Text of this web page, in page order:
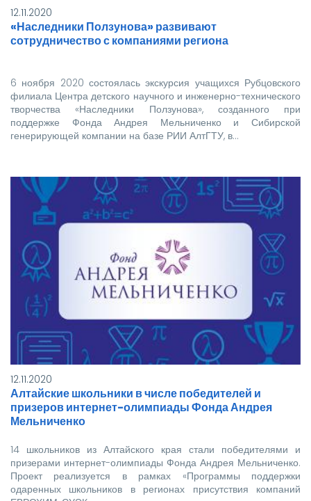
12.11.2020
«Наследники Ползунова» развивают
сотрудничество с компаниями региона
6 ноября 2020 состоялась экскурсия учащихся Рубцовского
филиала Центра детского научного и инженерно-технического
творчества «Наследники Ползунова», созданного при
поддержке Фонда Андрея Мельниченко и Сибирской
генерирующей компании на базе РИИ АлтГТУ, в…
12.11.2020
Алтайские школьники в числе победителей и
призеров интернет-олимпиады Фонда Андрея
Мельниченко
14 школьников из Алтайского края стали победителями и
призерами интернет-олимпиады Фонда Андрея Мельниченко.
Проект реализуется в рамках «Программы поддержки
одаренных школьников в регионах присутствия компаний